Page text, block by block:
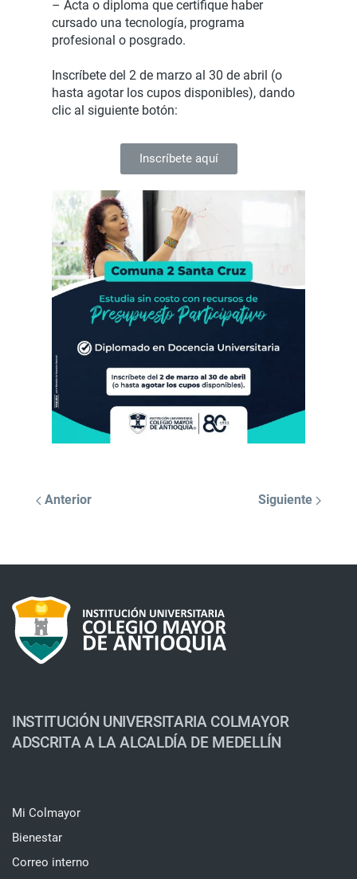
– Acta o diploma que certifique haber
cursado una tecnología, programa
profesional o posgrado.
Inscríbete del 2 de marzo al 30 de abril (o
hasta agotar los cupos disponibles), dando
clic al siguiente botón:
Inscríbete aquí
Anterior Siguiente
INSTITUCIÓN UNIVERSITARIA COLMAYOR
ADSCRITA A LA ALCALDÍA DE MEDELLÍN
Mi Colmayor
Bienestar
Correo interno